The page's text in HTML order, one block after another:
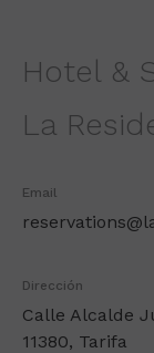
Hotel &
La
Email
Dirección
Calle Alcalde
11380, Tarifa